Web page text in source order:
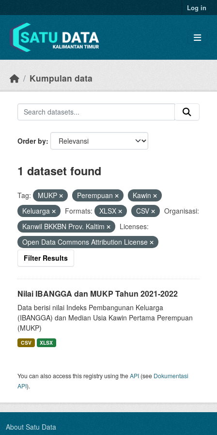
Log in
Kumpulan data
Order by
1 dataset found
Tag: MUKP Perempuan
Kawin
Keluarga
Formats: XLSX CSV
Organisasi:
Kanwil BKKBN Prov. Kaltim
Licenses:
Open Data Commons Attribution License
Filter Results
Nilai IBANGGA dan MUKP Tahun 2021-2022
Data berisi nilai Indeks Pembangunan Keluarga
(IBANGGA) dan Median Usia Kawin Pertama Perempuan
(MUKP)
CSV XLSX
You can also access this registry using theAPI (see Dokumentasi
API).
About Satu Data